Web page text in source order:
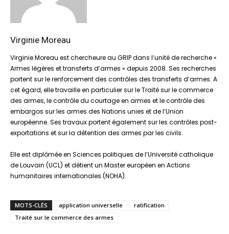
Virginie Moreau
Virginie Moreau est chercheure au GRIP dans l’unité de recherche «
Armes légères et transferts d’armes » depuis 2008. Ses recherches
portent sur le renforcement des contrôles des transferts d’armes. A
cet égard, elle travaille en particulier sur le Traité sur le commerce
des armes, le contrôle du courtage en armes et le contrôle des
embargos sur les armes des Nations unies et de l’Union
européenne. Ses travaux portent également sur les contrôles post-
exportations et sur la détention des armes par les civils.
Elle est diplômée en Sciences politiques de l’Université catholique
de Louvain (UCL) et détient un Master européen en Actions
humanitaires internationales (NOHA).
MOTS-CLÉS application universelle
ratification
Traité sur le commerce des armes